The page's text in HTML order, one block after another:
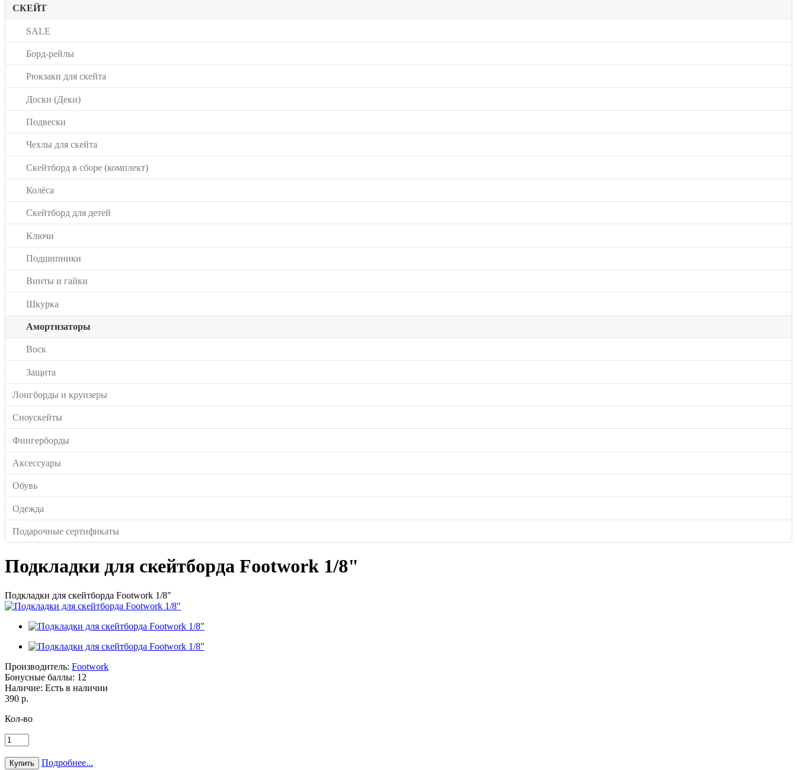
СКЕЙТ
SALE
Борд-рейлы
Рюкзаки для скейта
Доски (Деки)
Подвески
Чехлы для скейта
Скейтборд в сборе (комплект)
Колёса
Скейтборд для детей
Ключи
Подшипники
Винты и гайки
Шкурка
Амортизаторы
Воск
Защита
Лонгборды и круизеры
Сноускейты
Фингерборды
Аксессуары
Обувь
Одежда
Подарочные сертификаты
Подкладки для скейтборда Footwork 1/8"
Подкладки для скейтборда Footwork 1/8"
Производитель: Footwork
Бонусные баллы: 12
Наличие: Есть в наличии
390 р.
Кол-во
Подробнее...